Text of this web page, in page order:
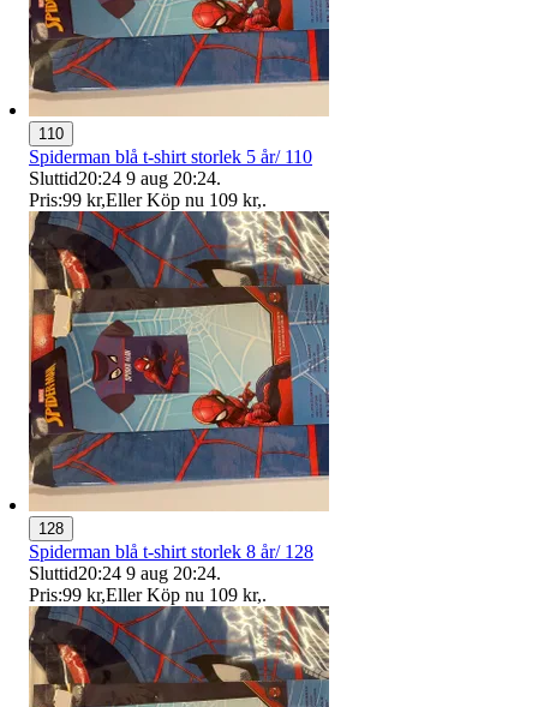
110
Spiderman blå t-shirt storlek 5 år/ 110
Sluttid20:24 9 aug 20:24.
Pris:99 kr,Eller Köp nu 109 kr,.
128
Spiderman blå t-shirt storlek 8 år/ 128
Sluttid20:24 9 aug 20:24.
Pris:99 kr,Eller Köp nu 109 kr,.